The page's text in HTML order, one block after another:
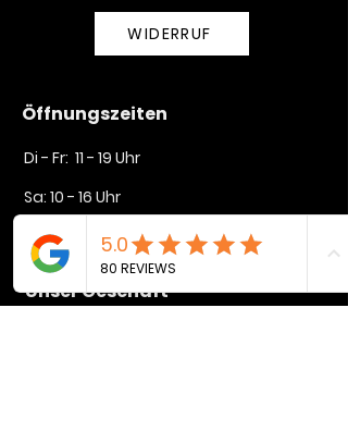
WIDERRUF
Öffnungszeiten
Di - Fr: 11 - 19 Uhr
Sa: 10 - 16 Uhr​​
So + Mo geschlossen
Unser Geschäft